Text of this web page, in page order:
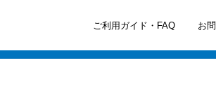
ご利用ガイド・FAQ お